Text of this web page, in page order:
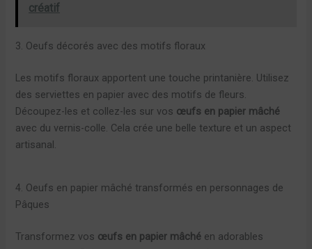
créatif
3. Oeufs décorés avec des motifs floraux
Les motifs floraux apportent une touche printanière. Utilisez
des serviettes en papier avec des motifs de fleurs.
Découpez-les et collez-les sur vos œufs en papier mâché
avec du vernis-colle. Cela crée une belle texture et un aspect
artisanal.
4. Oeufs en papier mâché transformés en personnages de
Pâques
Transformez vos œufs en papier mâché en adorables